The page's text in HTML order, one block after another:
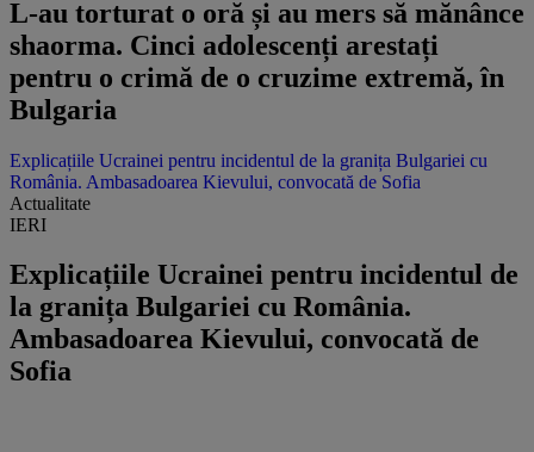
L-au torturat o oră și au mers să mănânce
shaorma. Cinci adolescenți arestați
pentru o crimă de o cruzime extremă, în
Bulgaria
Explicațiile Ucrainei pentru incidentul de la granița Bulgariei cu
România. Ambasadoarea Kievului, convocată de Sofia
Actualitate
IERI
Explicațiile Ucrainei pentru incidentul de
la granița Bulgariei cu România.
Ambasadoarea Kievului, convocată de
Sofia